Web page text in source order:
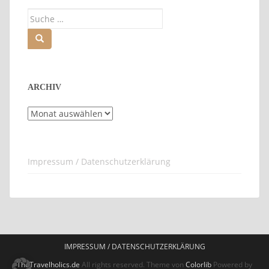
ARCHIV
Archiv
Impressum / Datenschutzerklärung
IMPRESSUM / DATENSCHUTZERKLÄRUNG
TheTravelholics.de All rights reserved. Theme von Colorlib Powered by